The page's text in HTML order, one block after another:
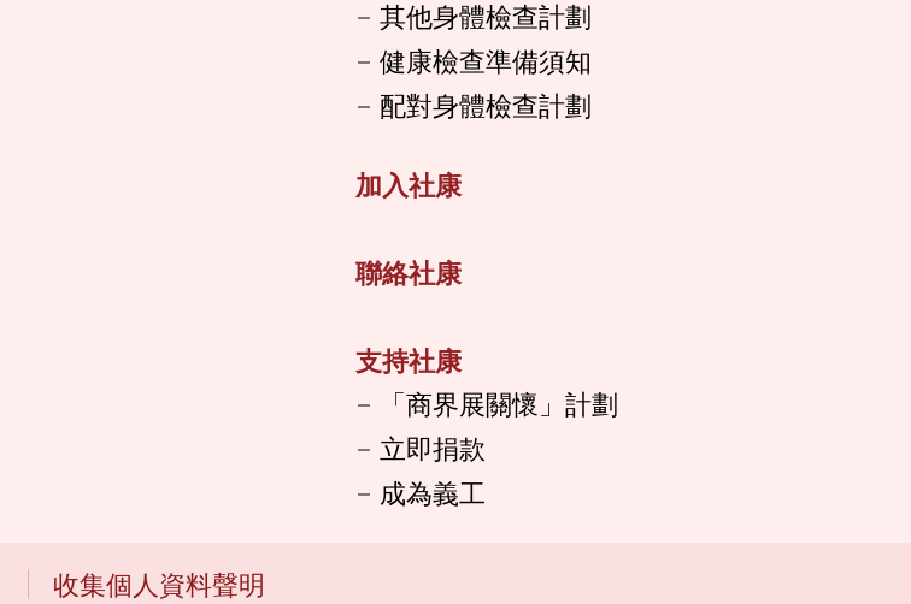
其他身體檢查計劃
健康檢查準備須知
配對身體檢查計劃
加入社康
聯絡社康
支持社康
「商界展關懷」計劃
立即捐款
成為義工
收集個人資料聲明